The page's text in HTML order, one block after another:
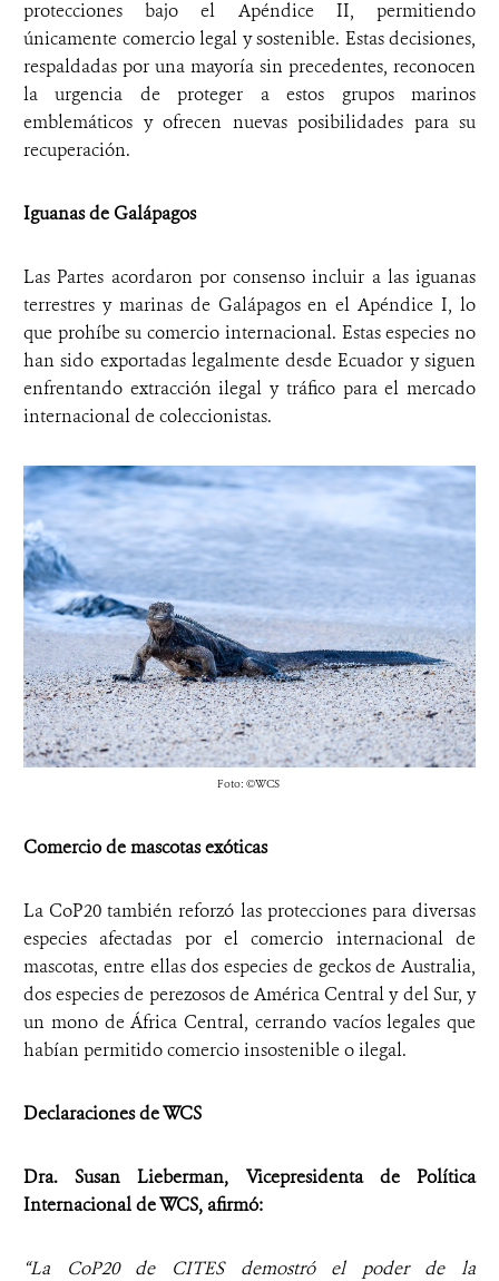
protecciones bajo el Apéndice II, permitiendo
únicamente comercio legal y sostenible. Estas decisiones,
respaldadas por una mayoría sin precedentes, reconocen
la urgencia de proteger a estos grupos marinos
emblemáticos y ofrecen nuevas posibilidades para su
recuperación.
Iguanas de Galápagos
Las Partes acordaron por consenso incluir a las iguanas
terrestres y marinas de Galápagos en el Apéndice I, lo
que prohíbe su comercio internacional. Estas especies no
han sido exportadas legalmente desde Ecuador y siguen
enfrentando extracción ilegal y tráfico para el mercado
internacional de coleccionistas.
Foto: ©WCS
Comercio de mascotas exóticas
La CoP20 también reforzó las protecciones para diversas
especies afectadas por el comercio internacional de
mascotas, entre ellas dos especies de geckos de Australia,
dos especies de perezosos de América Central y del Sur, y
un mono de África Central, cerrando vacíos legales que
habían permitido comercio insostenible o ilegal.
Declaraciones de WCS
Dra. Susan Lieberman, Vicepresidenta de Política
Internacional de WCS, afirmó:
“La CoP20 de CITES demostró el poder de la